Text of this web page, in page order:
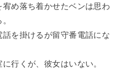
め落ち着かせたベンは思わ
を掛けるが留守番電話にな
行くが、彼女はいない。